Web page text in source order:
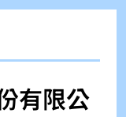
有限公